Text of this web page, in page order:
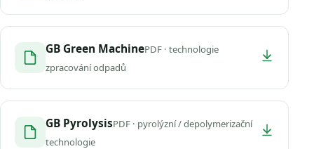
GB Green MachinePDF · technologie
zpracování odpadů
GB PyrolysisPDF · pyrolýzní / depolymerizační
technologie